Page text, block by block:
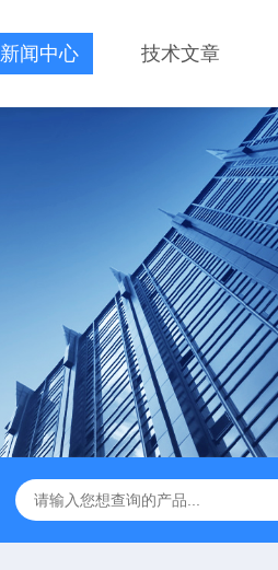
新闻中心 技术文章
烟尘烟气分析仪 便携式高精